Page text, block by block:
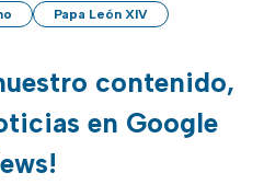
Papa León XIV
contenido,
en Google